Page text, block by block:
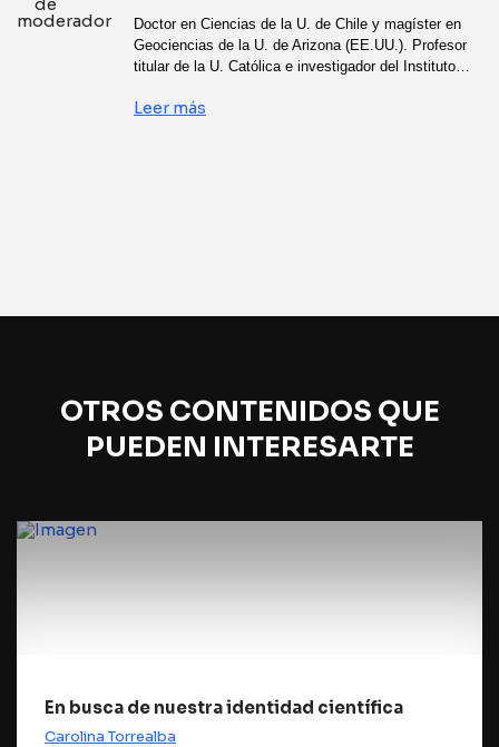
Doctor en Ciencias de la U. de Chile y magíster en
Geociencias de la U. de Arizona (EE.UU.). Profesor
titular de la U. Católica e investigador del Instituto…
Leer más
OTROS CONTENIDOS QUE
PUEDEN INTERESARTE
En busca de nuestra identidad científica
Carolina Torrealba